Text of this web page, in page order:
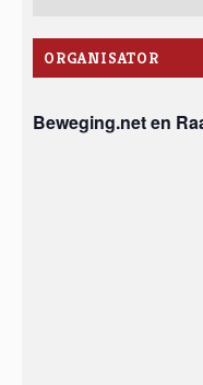
ORGANISATOR
Beweging.net en